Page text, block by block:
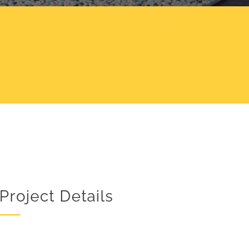
Project Details